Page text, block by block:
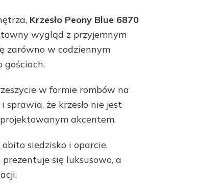
Krzesło Peony Blue 6870
wygląd z przyjemnym
zarówno w codziennym
gościach.
w formie rombów na
że krzesło nie jest
akcentem.
siedzisko i oparcie.
się luksusowo, a